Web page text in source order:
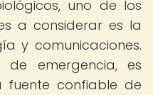
uno de los
a considerar es la
y comunicaciones.
de emergencia, es
confiable de